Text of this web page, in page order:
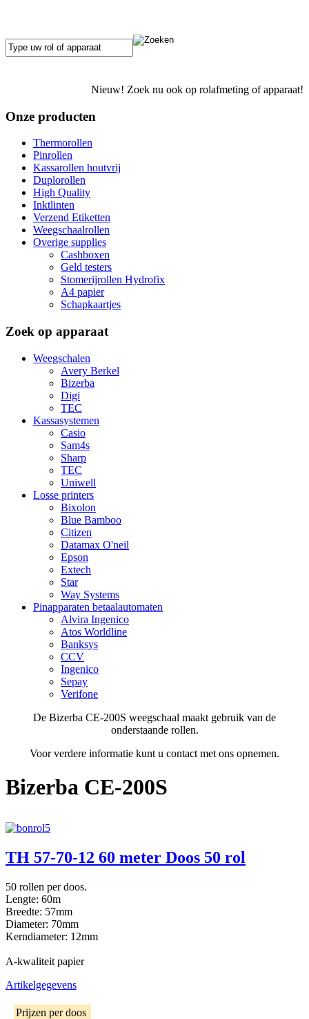
Nieuw! Zoek nu ook op rolafmeting of apparaat!
Onze producten
Thermorollen
Pinrollen
Kassarollen houtvrij
Duplorollen
High Quality
Inktlinten
Verzend Etiketten
Weegschaalrollen
Overige supplies
Cashboxen
Geld testers
Stomerijrollen Hydrofix
A4 papier
Schapkaartjes
Zoek op apparaat
Weegschalen
Avery Berkel
Bizerba
Digi
TEC
Kassasystemen
Casio
Sam4s
Sharp
TEC
Uniwell
Losse printers
Bixolon
Blue Bamboo
Citizen
Datamax O'neil
Epson
Extech
Star
Way Systems
Pinapparaten betaalautomaten
Alvira Ingenico
Atos Worldline
Banksys
CCV
Ingenico
Sepay
Verifone
De Bizerba CE-200S weegschaal maakt gebruik van de
onderstaande rollen.
Voor verdere informatie kunt u contact met ons opnemen.
Bizerba CE-200S
TH 57-70-12 60 meter Doos 50 rol
50 rollen per doos.
Lengte: 60m
Breedte: 57mm
Diameter: 70mm
Kerndiameter: 12mm
A-kwaliteit papier
Artikelgegevens
Prijzen per doos